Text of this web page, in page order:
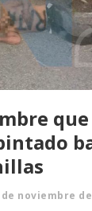
de noviembre de